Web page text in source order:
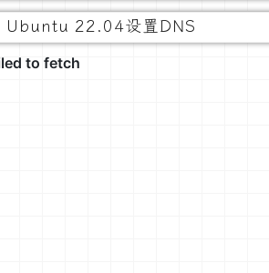
Ubuntu 22.04设置DNS